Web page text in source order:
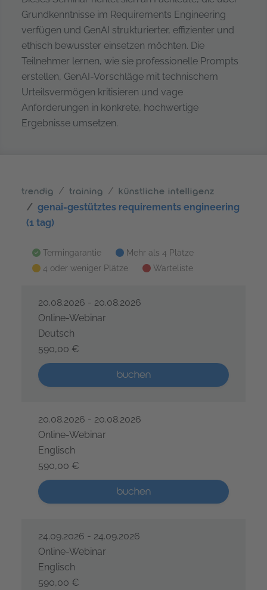
Grundkenntnisse im Requirements Engineering
verfügen und GenAI strukturierter, effizienter und
ethisch bewusster einsetzen möchten. Die
Teilnehmer lernen, wie sie professionelle Prompts
erstellen, GenAI-Vorschläge mit technischem
Urteilsvermögen kritisieren und vage
Anforderungen in konkrete, hochwertige
Ergebnisse umsetzen.
trendig training künstliche intelligenz
genai-gestütztes requirements engineering
(1 tag)
Termingarantie
Mehr als 4 Plätze
4 oder weniger Plätze
Warteliste
GenAI-gestütztes Requirements Engineering – 1 Tag
20.08.2026 - 20.08.2026
Online-Webinar
Deutsch
590,00 €
Mehr als 5 Plätze verfügbar
buchen
GenAI-gestütztes Requirements Engineering – 1 Tag
20.08.2026 - 20.08.2026
Online-Webinar
Englisch
590,00 €
Mehr als 5 Plätze verfügbar
buchen
GenAI-gestütztes Requirements Engineering – 1 Tag
24.09.2026 - 24.09.2026
Online-Webinar
Englisch
590,00 €